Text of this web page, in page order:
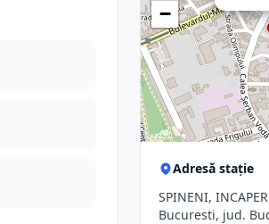
−
Adresă stație
SPINENI,
Bucuresti, jud.